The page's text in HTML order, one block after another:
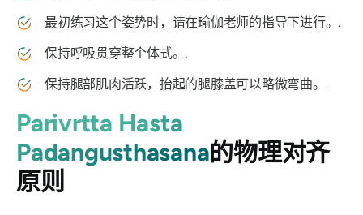
最初练习这个姿势时，请在瑜伽老师的指导下进行。.
保持呼吸贯穿整个体式。.
保持腿部肌肉活跃，抬起的腿膝盖可以略微弯曲。.
Parivrtta Hasta
Padangusthasana的物理对齐
原则